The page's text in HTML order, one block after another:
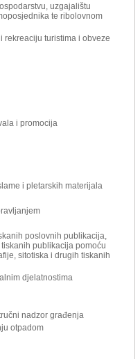
uzgajalištu
te ribolovnom
rekreaciju turistima i obveze
i promocija
i pletarskih materijala
poslovnih publikacija,
publikacija pomoću
sitotiska i drugih tiskanih
djelatnostima
nadzor građenja
otpadom